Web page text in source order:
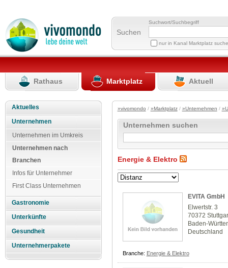
Suchen
Suchwort/Suchbegriff
nur in Kanal Marktplatz
Rathaus Marktplatz Aktuell
Aktuelles
Unternehmen
Unternehmen im Umkreis
Unternehmen nach
Branchen
Infos für Unternehmer
First Class Unternehmen
Gastronomie
Unterkünfte
Gesundheit
Unternehmerpakete
»vivomondo / »Marktplatz/ »Unternehmen /
Unternehmen suchen
Energie & Elektro
EVITA GmbH
Elwertstr. 3
70372
Baden-
Deutschland
Branche: Energie & Elektro